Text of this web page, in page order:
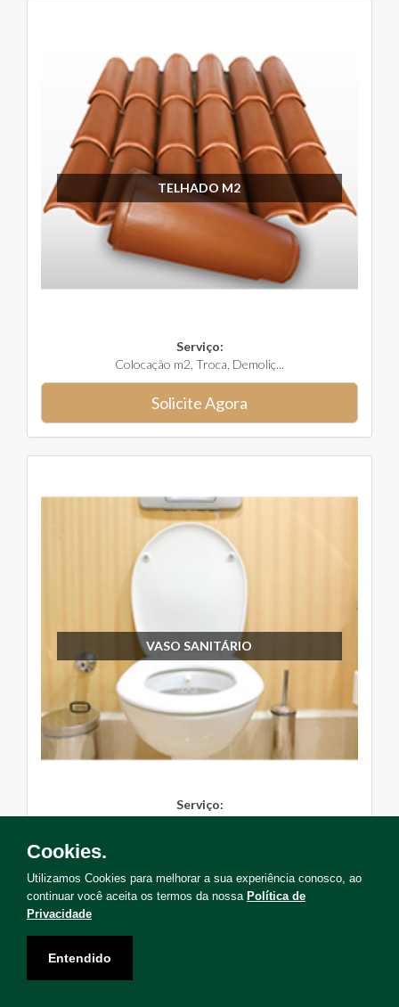
TELHADO M2
Serviço:
Colocação m2, Troca, Demoliç...
Solicite Agora
VASO SANITÁRIO
Serviço:
Cookies.
Utilizamos Cookies para melhorar a sua experiência conosco, ao
continuar você aceita os termos da nossa Política de
Privacidade
Entendido